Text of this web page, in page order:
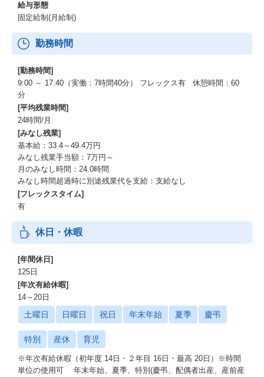
給与形態
固定給制(月給制)
勤務時間
[勤務時間]
9:00 ～ 17:40（実働：7時間40分） フレックス有 休憩時間：60
分
[平均残業時間]
24時間/月
[みなし残業]
基本給：33.4～49.4万円
みなし残業手当額：7万円～
月のみなし時間：24.0時間
みなし時間超過時に別途残業代を支給：支給なし
[フレックスタイム]
有
休日・休暇
[年間休日]
125日
[年次有給休暇]
14～20日
土曜日 日曜日 祝日 年末年始 夏季 慶弔
特別 産休 育児
※年次有給休暇（初年度 14日・２年目 16日・最高 20日）※時間
単位の使用可 年末年始、夏季、特別(慶弔、配偶者出産、産前産